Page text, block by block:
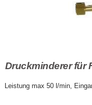
Druckminderer für
Leistung max 50 l/min,